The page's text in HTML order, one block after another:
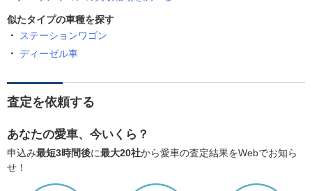
似たタイプの車種を探す
ステーションワゴン
ディーゼル車
査定を依頼する
あなたの愛車、今いくら？
申込み最短3時間後に最大20社から愛車の査定結果をWebでお知ら
せ！